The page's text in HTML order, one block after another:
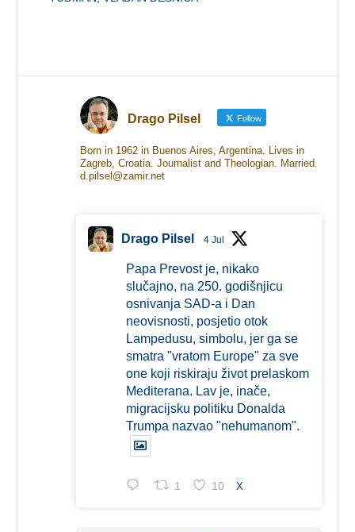
Drago Pilsel Follow
Born in 1962 in Buenos Aires, Argentina. Lives in
Zagreb, Croatia. Journalist and Theologian. Married.
d.pilsel@zamir.net
Drago Pilsel 4 Jul
Papa Prevost je, nikako
slučajno, na 250. godišnjicu
osnivanja SAD-a i Dan
neovisnosti, posjetio otok
Lampedusu, simbolu, jer ga se
smatra "vratom Europe" za sve
one koji riskiraju život prelaskom
Mediterana. Lav je, inače,
migracijsku politiku Donalda
Trumpa nazvao "nehumanom".
1 10 X